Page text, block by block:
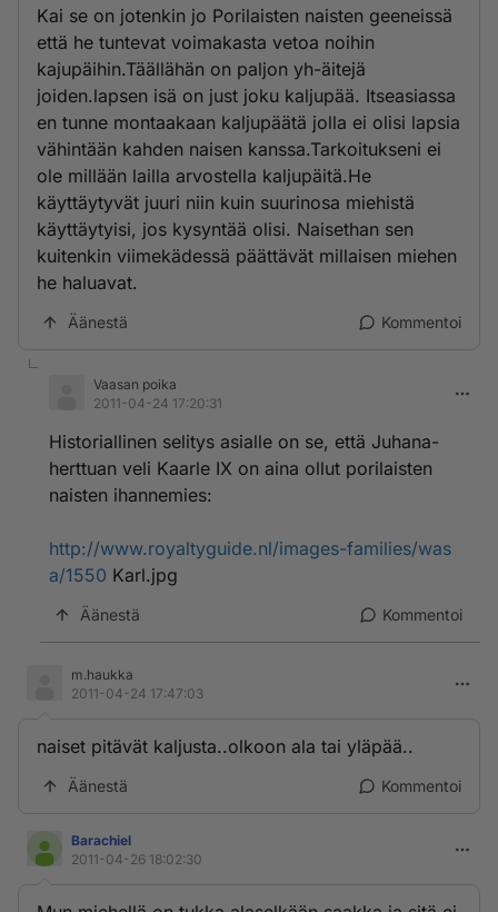
Kai se on jotenkin jo Porilaisten naisten geeneissä
että he tuntevat voimakasta vetoa noihin
kajupäihin.Täällähän on paljon yh-äitejä
joiden.lapsen isä on just joku kaljupää. Itseasiassa
en tunne montaakaan kaljupäätä jolla ei olisi lapsia
vähintään kahden naisen kanssa.Tarkoitukseni ei
ole millään lailla arvostella kaljupäitä.He
käyttäytyvät juuri niin kuin suurinosa miehistä
käyttäytyisi, jos kysyntää olisi. Naisethan sen
kuitenkin viimekädessä päättävät millaisen miehen
he haluavat.
Äänestä Kommentoi
Vaasan poika
2011-04-24 17:20:31
Historiallinen selitys asialle on se, että Juhana-
herttuan veli Kaarle IX on aina ollut porilaisten
naisten ihannemies:
http://www.royaltyguide.nl/images-families/was
a/1550 Karl.jpg
Äänestä Kommentoi
m.haukka
2011-04-24 17:47:03
naiset pitävät kaljusta..olkoon ala tai yläpää..
Äänestä Kommentoi
Barachiel
2011-04-26 18:02:30